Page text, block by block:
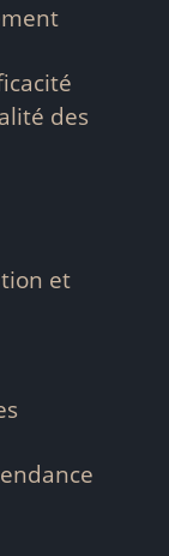
des
et